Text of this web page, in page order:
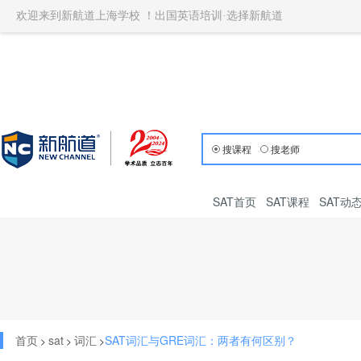
欢迎来到新航道上海学校 ！出国英语培训·选择新航道
搜课程 搜老师
SAT首页 SAT课程 SAT动
首页 > sat > 词汇 >SAT词汇与GRE词汇：两者有何区别？